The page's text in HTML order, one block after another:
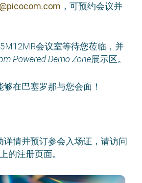
，可预约会议并
会议室等待您莅临，并
Powered Demo Zone展示区。
在巴塞罗那与您会面！
详情并预订参会入场证，请访问
上的注册页面。